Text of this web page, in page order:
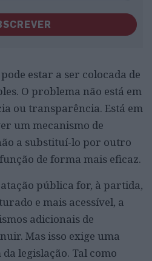
estar a ser colocada de
O problema não está em
ou transparência. Está em
um mecanismo de
a substituí-lo por outro
de forma mais eficaz.
pública for, à partida,
e mais acessível, a
adicionais de
Mas isso exige uma
legislação. Tal como